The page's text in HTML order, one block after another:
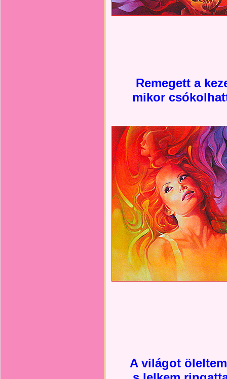
Remegett a
mikor
A világot